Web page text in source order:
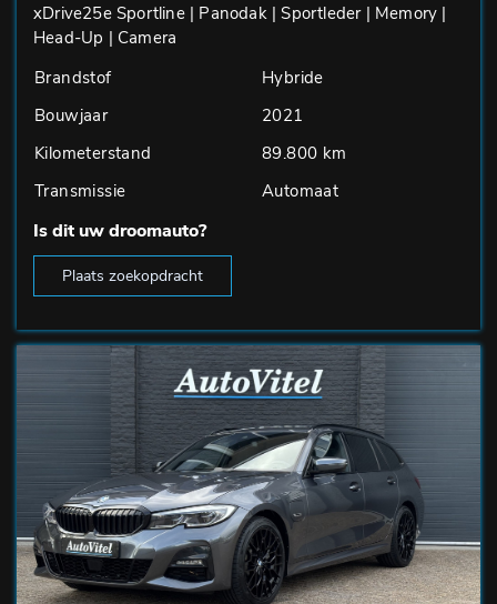
xDrive25e Sportline | Panodak | Sportleder | Memory |
Head-Up | Camera
Brandstof
Hybride
Bouwjaar
2021
Kilometerstand
89.800 km
Transmissie
Automaat
Is dit uw droomauto?
Plaats zoekopdracht